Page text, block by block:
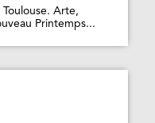
Toulouse. Arte,
Printemps...